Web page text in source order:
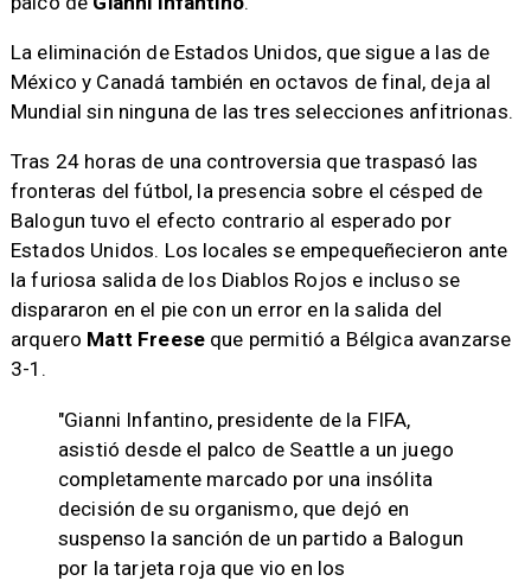
La eliminación de Estados Unidos, que sigue a las de
México y Canadá también en octavos de final, deja al
Mundial sin ninguna de las tres selecciones anfitrionas.
Tras 24 horas de una controversia que traspasó las
fronteras del fútbol, la presencia sobre el césped de
Balogun tuvo el efecto contrario al esperado por
Estados Unidos. Los locales se empequeñecieron ante
la furiosa salida de los Diablos Rojos e incluso se
dispararon en el pie con un error en la salida del
arquero Matt Freese que permitió a Bélgica avanzarse
3-1.
"Gianni Infantino, presidente de la FIFA,
asistió desde el palco de Seattle a un juego
completamente marcado por una insólita
decisión de su organismo, que dejó en
suspenso la sanción de un partido a Balogun
por la tarjeta roja que vio en los